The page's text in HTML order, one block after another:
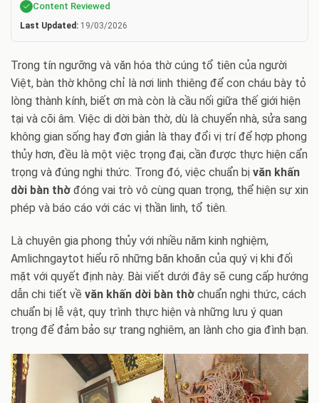
Content Reviewed
Last Updated: 19/03/2026
Trong tín ngưỡng và văn hóa thờ cúng tổ tiên của người
Việt, bàn thờ không chỉ là nơi linh thiêng để con cháu bày tỏ
lòng thành kính, biết ơn mà còn là cầu nối giữa thế giới hiện
tại và cõi âm. Việc di dời bàn thờ, dù là chuyển nhà, sửa sang
không gian sống hay đơn giản là thay đổi vị trí để hợp phong
thủy hơn, đều là một việc trọng đại, cần được thực hiện cẩn
trọng và đúng nghi thức. Trong đó, việc chuẩn bị văn khấn
dời bàn thờ đóng vai trò vô cùng quan trọng, thể hiện sự xin
phép và báo cáo với các vị thần linh, tổ tiên.
Là chuyên gia phong thủy với nhiều năm kinh nghiệm,
Amlichngaytot hiểu rõ những băn khoăn của quý vị khi đối
mặt với quyết định này. Bài viết dưới đây sẽ cung cấp hướng
dẫn chi tiết về văn khấn dời bàn thờ chuẩn nghi thức, cách
chuẩn bị lễ vật, quy trình thực hiện và những lưu ý quan
trọng để đảm bảo sự trang nghiêm, an lành cho gia đình bạn.